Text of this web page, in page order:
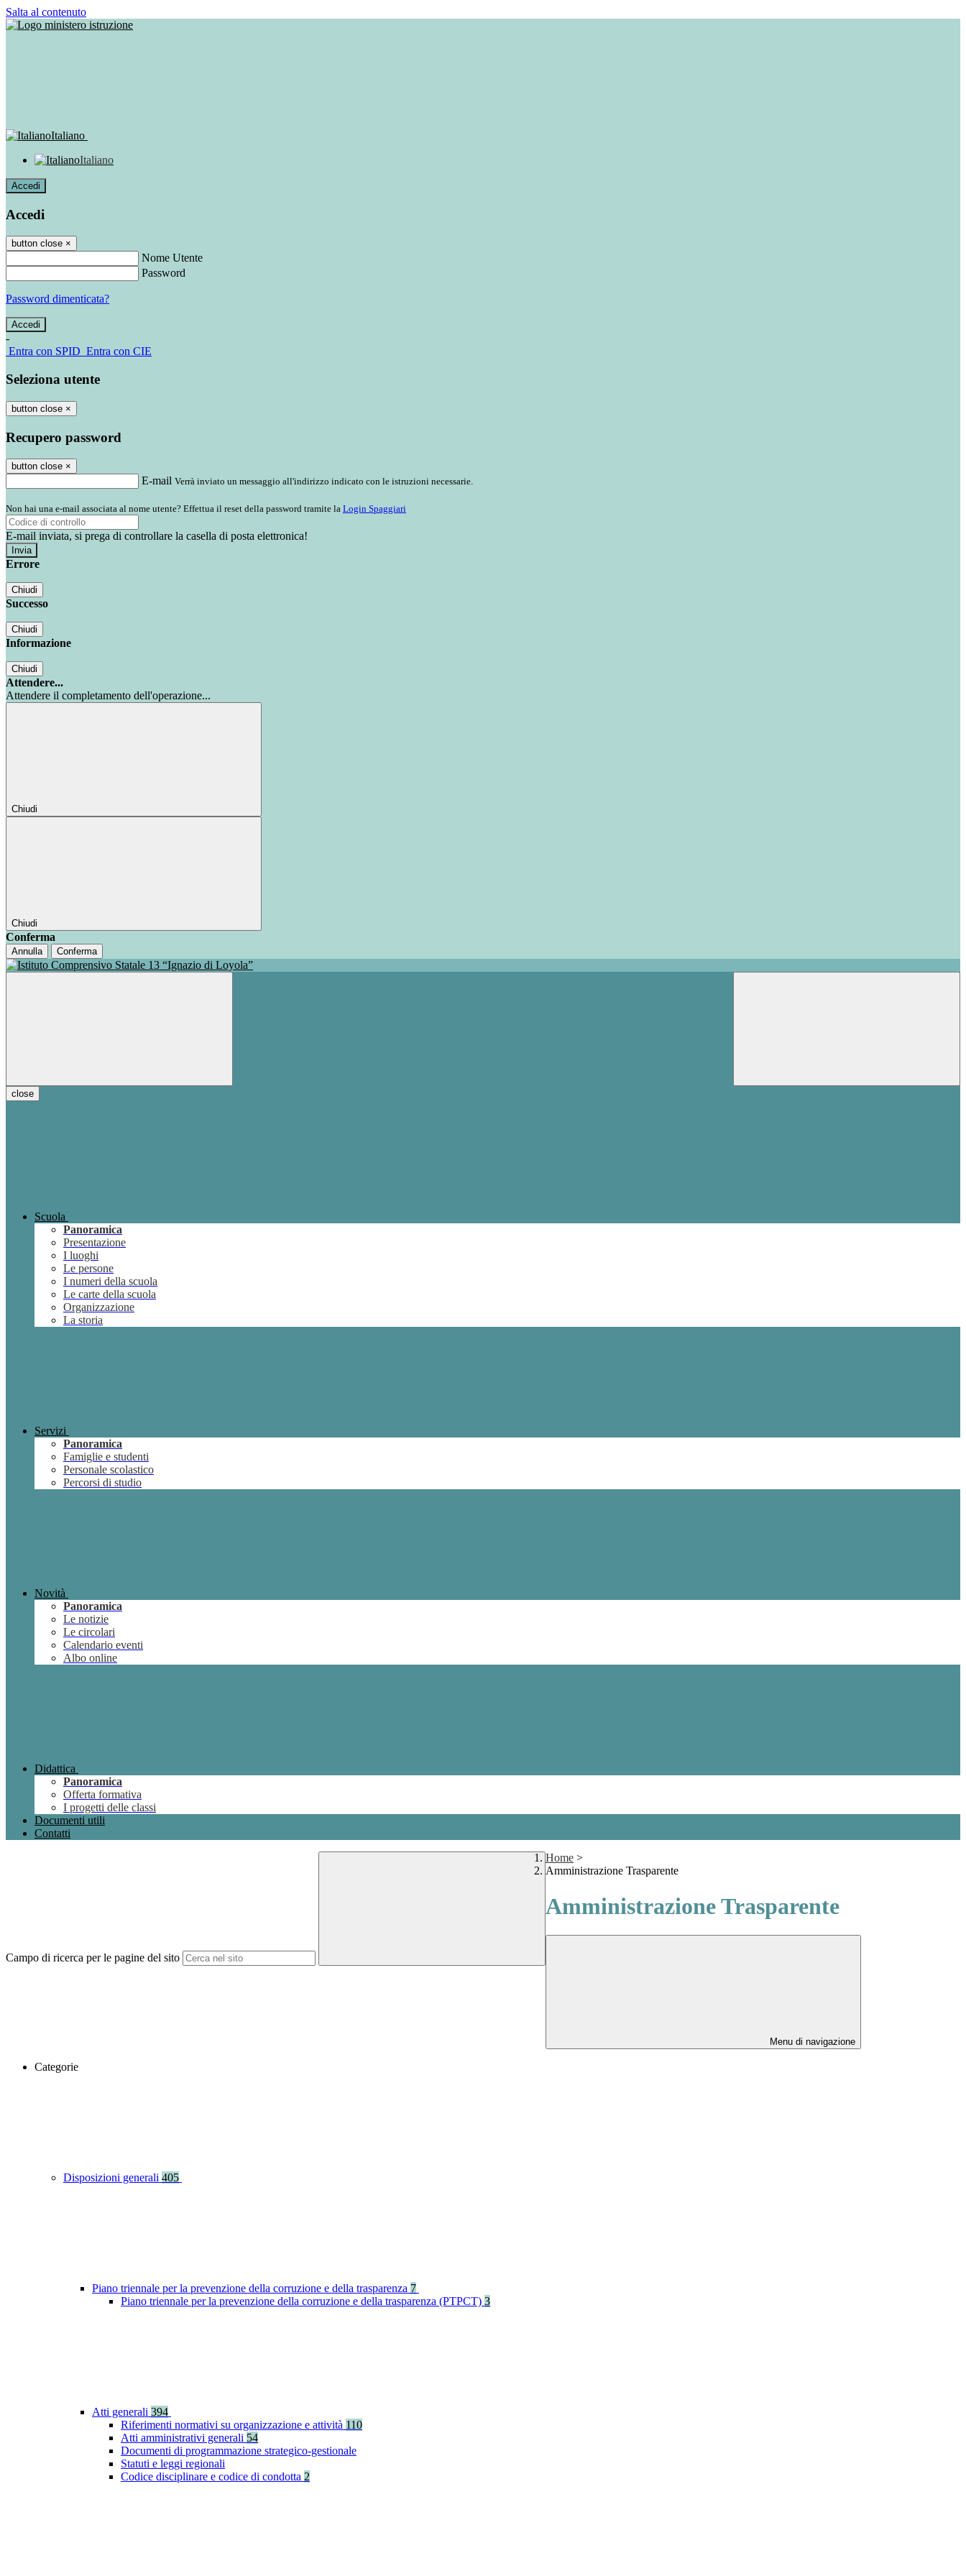
Salta al contenuto
Italiano
Italiano
Accedi
Accedi
button close ×
Nome Utente
Password
Password dimenticata?
-
Entra con SPID Entra con CIE
Seleziona utente
button close ×
Recupero password
button close ×
E-mail Verrà inviato un messaggio all'indirizzo indicato con le istruzioni necessarie.
Non hai una e-mail associata al nome utente? Effettua il reset della password tramite la Login Spaggiari
E-mail inviata, si prega di controllare la casella di posta elettronica!
Errore
Chiudi
Successo
Chiudi
Informazione
Chiudi
Attendere...
Attendere il completamento dell'operazione...
Chiudi
Chiudi
Conferma
Annulla Conferma
close
Scuola
Panoramica
Presentazione
I luoghi
Le persone
I numeri della scuola
Le carte della scuola
Organizzazione
La storia
Servizi
Panoramica
Famiglie e studenti
Personale scolastico
Percorsi di studio
Novità
Panoramica
Le notizie
Le circolari
Calendario eventi
Albo online
Didattica
Panoramica
Offerta formativa
I progetti delle classi
Documenti utili
Contatti
Campo di ricerca per le pagine del sito
Home >
Amministrazione Trasparente
Amministrazione Trasparente
Menu di navigazione
Categorie
Disposizioni generali 405
Piano triennale per la prevenzione della corruzione e della trasparenza 7
Piano triennale per la prevenzione della corruzione e della trasparenza (PTPCT) 3
Atti generali 394
Riferimenti normativi su organizzazione e attività 110
Atti amministrativi generali 54
Documenti di programmazione strategico-gestionale
Statuti e leggi regionali
Codice disciplinare e codice di condotta 2